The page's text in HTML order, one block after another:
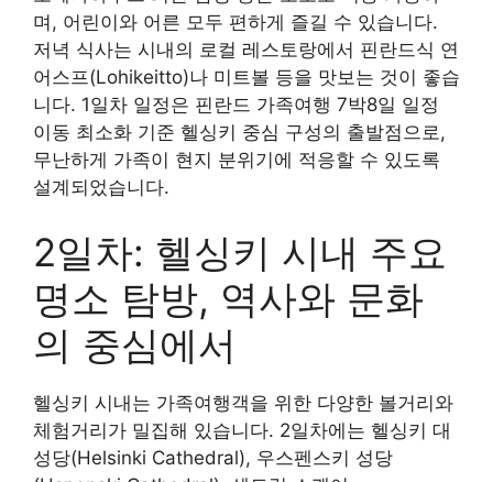
며, 어린이와 어른 모두 편하게 즐길 수 있습니다.
저녁 식사는 시내의 로컬 레스토랑에서 핀란드식 연
어스프(Lohikeitto)나 미트볼 등을 맛보는 것이 좋습
니다. 1일차 일정은 핀란드 가족여행 7박8일 일정
이동 최소화 기준 헬싱키 중심 구성의 출발점으로,
무난하게 가족이 현지 분위기에 적응할 수 있도록
설계되었습니다.
2일차: 헬싱키 시내 주요
명소 탐방, 역사와 문화
의 중심에서
헬싱키 시내는 가족여행객을 위한 다양한 볼거리와
체험거리가 밀집해 있습니다. 2일차에는 헬싱키 대
성당(Helsinki Cathedral), 우스펜스키 성당